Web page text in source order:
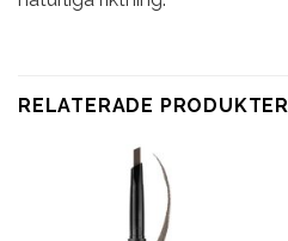
RELATERADE PRODUKTER